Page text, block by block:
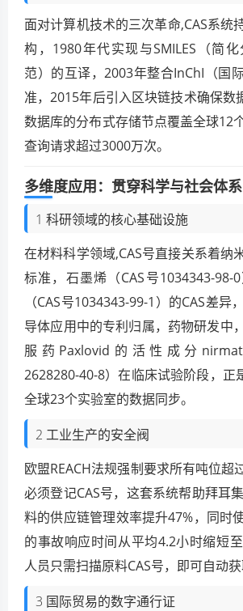
面对计算机技术的三次革命,CAS系统
构，1980年代实现与SMILES（简
范）的互译，2003年整合InChI（国
准，2015年后引入区块链技术确保数
数据库的分布式存储节点覆盖全球12
查询请求超过3000万次。
多维度应用：贯穿科学与社会体
1 科研领域的核心基础设施
在材料科学领域,CAS号直接关系着纳
标准，石墨烯（CAS号1034343-98-
（CAS号1034343-99-1）的CAS差异
导体应用中的专利归属，药物研发中
服药Paxlovid的活性成分
2628280-40-8）在临床试验阶段，正
全球23个实验室的数据同步。
2 工业生产的安全阀
欧盟REACH法规强制要求所有吨位超
必须登记CAS号，这套系统帮助拜耳
料的供应链管理效率提升47%，同时
的事故响应时间从平均4.2小时缩短
人员只需扫描原料CAS号，即可自动获
3 国际贸易的数字通行证